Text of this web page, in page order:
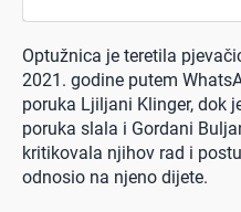
Optužnica je teretila
2021. godine putem
poruka Ljiljani Klinger, dok
poruka slala i Gordani
kritikovala njihov rad i
odnosio na njeno dijete.